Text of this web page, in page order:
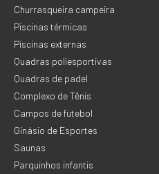
Churrasqueira campeira
Piscinas térmicas
Piscinas externas
Quadras poliesportivas
Quadras de padel
Complexo de Tênis
Campos de futebol
Ginásio de Esportes
Saunas
Parquinhos infantis